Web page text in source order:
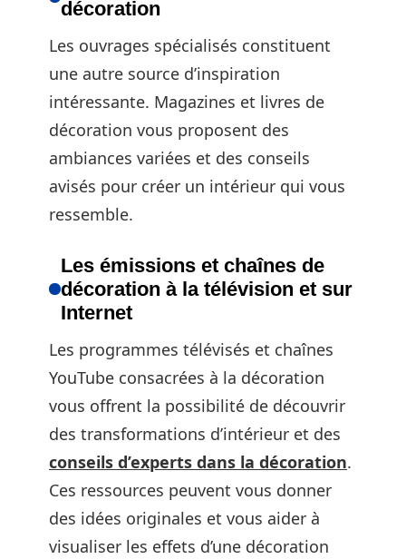
décoration
Les ouvrages spécialisés constituent
une autre source d’inspiration
intéressante. Magazines et livres de
décoration vous proposent des
ambiances variées et des conseils
avisés pour créer un intérieur qui vous
ressemble.
Les émissions et chaînes de
décoration à la télévision et sur
Internet
Les programmes télévisés et chaînes
YouTube consacrées à la décoration
vous offrent la possibilité de découvrir
des transformations d’intérieur et des
conseils d’experts dans la décoration.
Ces ressources peuvent vous donner
des idées originales et vous aider à
visualiser les effets d’une décoration